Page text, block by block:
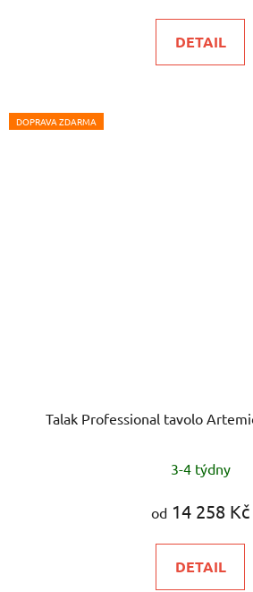
DETAIL
DOPRAVA ZDARMA
Talak Professional tavolo
3-4 týdny
od 14 258 Kč
DETAIL